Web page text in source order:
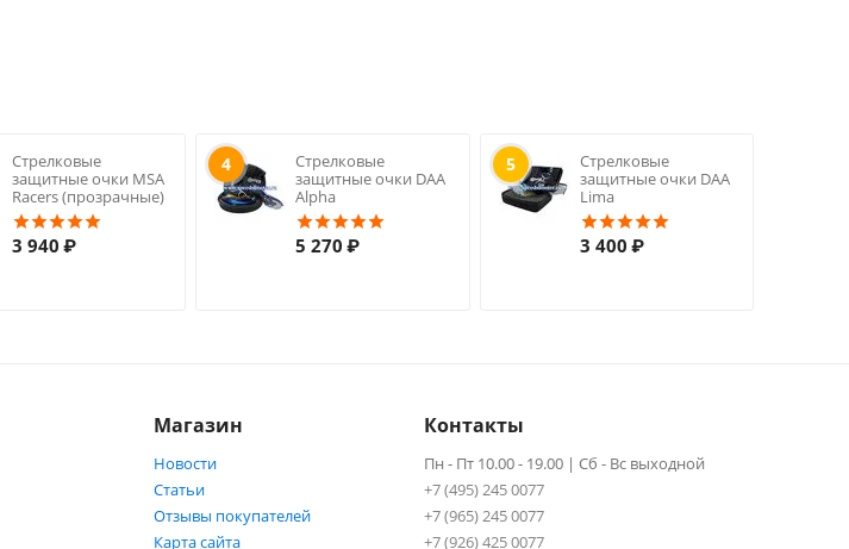
Стрелковые
защитные очки MSA
Racers (прозрачные)
3 940 ₽
4
Стрелковые
защитные очки DAA
Alpha
5 270 ₽
5
Стрелковые
защитные очки DAA
Lima
3 400 ₽
Магазин
Новости
Статьи
Отзывы покупателей
Карта сайта
Контакты
Пн - Пт 10.00 - 19.00 | Сб - Вс выходной
+7 (495) 245 0077
+7 (965) 245 0077
+7 (926) 425 0077